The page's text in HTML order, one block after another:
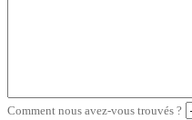
Comment nous avez-vous trouvés ?